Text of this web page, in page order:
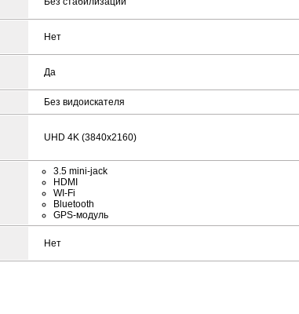
Нет
Да
Без видоискателя
UHD 4K (3840x2160)
3.5 mini-jack
HDMI
WI-Fi
Bluetooth
GPS-модуль
Нет